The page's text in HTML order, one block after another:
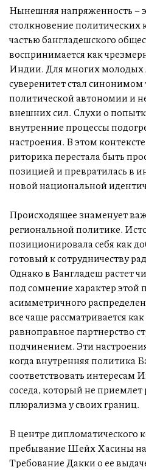
Нынешняя напряженность –
столкновение политических
частью бангладешского
воспринимается как
Индии. Для многих молодых
суверенитет стал синонимом
политической автономии и
внешних сил. Слухи о
внутренние процессы
настроения. В этом
риторика перестала быть
позицией и превратилась в
новой национальной
Происходящее знаменует
региональной политике.
позиционировала себя как
готовый к сотрудничеству
Однако в Бангладеш растет
под сомнение характер этой
асимметричного
все чаще рассматривается
равноправное партнерство
подчинением. Эти
когда внутренняя политика
соответствовать интересам
соседа, который не приемлет
плюрализма у своих границ.
В центре дипломатического
пребывание Шейх Хасины
Требование Дакки о ее